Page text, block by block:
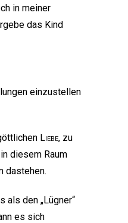
in meiner
das Kind
einzustellen
Liebe, zu
diesem Raum
dastehen.
den „Lügner“
es sich